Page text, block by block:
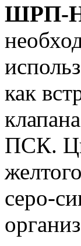
ШРП-
как
ПСК.
серо-